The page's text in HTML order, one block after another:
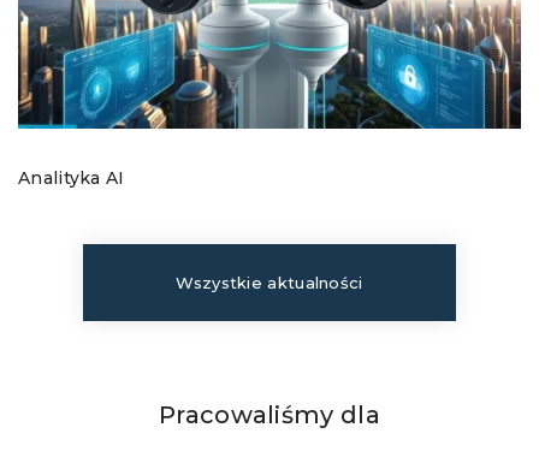
Analityka AI
Wszystkie aktualności
Pracowaliśmy dla